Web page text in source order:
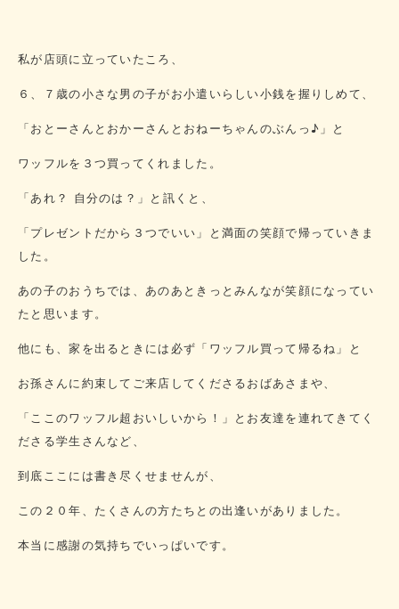
私が店頭に立っていたころ、
６、７歳の小さな男の子がお小遣いらしい小銭を握りしめて、
「おとーさんとおかーさんとおねーちゃんのぶんっ♪」と
ワッフルを３つ買ってくれました。
「あれ？ 自分のは？」と訊くと、
「プレゼントだから３つでいい」と満面の笑顔で帰っていきま
した。
あの子のおうちでは、あのあときっとみんなが笑顔になってい
たと思います。
他にも、家を出るときには必ず「ワッフル買って帰るね」と
お孫さんに約束してご来店してくださるおばあさまや、
「ここのワッフル超おいしいから！」とお友達を連れてきてく
ださる学生さんなど、
到底ここには書き尽くせませんが、
この２０年、たくさんの方たちとの出逢いがありました。
本当に感謝の気持ちでいっぱいです。